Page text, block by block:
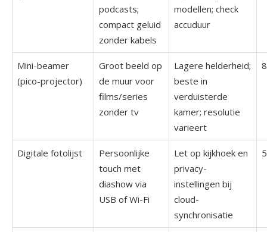
podcasts;
compact geluid
zonder kabels
modellen; check
accuduur
Mini-beamer
(pico-projector)
Groot beeld op
de muur voor
films/series
zonder tv
Lagere helderheid;
beste in
verduisterde
kamer; resolutie
varieert
Digitale fotolijst
Persoonlijke
touch met
diashow via
USB of Wi-Fi
Let op kijkhoek en
privacy-
instellingen bij
cloud-
synchronisatie